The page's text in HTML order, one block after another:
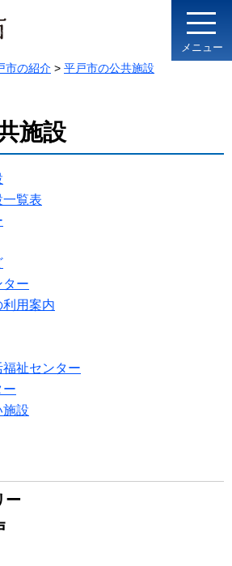
メニュー
市の紹介 > 平戸市の公共施設
ー
施設
覧表
ター
用案内
祉センター
ー
施設